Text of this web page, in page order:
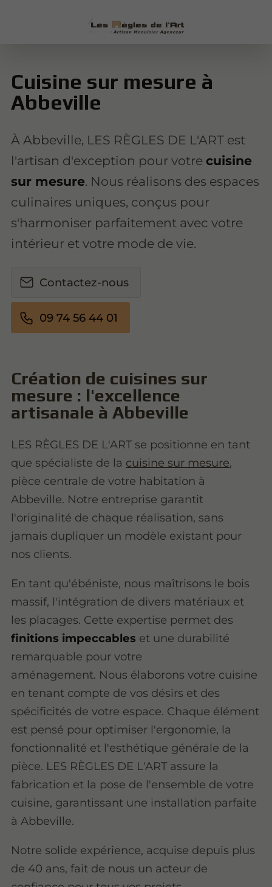
Cuisine sur mesure à
Abbeville
À Abbeville, LES RÈGLES DE L'ART est
l'artisan d'exception pour votrecuisine
sur mesure. Nous réalisons des espaces
culinaires uniques, conçus pour
s'harmoniser parfaitement avec votre
intérieur et votre mode de vie.
Contactez-nous
09 74 56 44 01
Création de cuisines sur
mesure : l'excellence
artisanale à Abbeville
LES RÈGLES DE L'ART se positionne en tant
que spécialiste de la cuisine sur mesure,
pièce centrale de votre habitation à
Abbeville. Notre entreprise garantit
l'originalité de chaque réalisation, sans
jamais dupliquer un modèle existant pour
nos clients.
En tant qu'ébéniste, nous maîtrisons le bois
massif, l'intégration de divers matériaux et
les placages. Cette expertise permet des
finitions impeccables et une durabilité
remarquable pour votre
aménagement. Nous élaborons votre cuisine
en tenant compte de vos désirs et des
spécificités de votre espace. Chaque élément
est pensé pour optimiser l'ergonomie, la
fonctionnalité et l'esthétique générale de la
pièce. LES RÈGLES DE L'ART assure la
fabrication et la pose de l'ensemble de votre
cuisine, garantissant une installation parfaite
à Abbeville.
Notre solide expérience, acquise depuis plus
de 40 ans, fait de nous un acteur de